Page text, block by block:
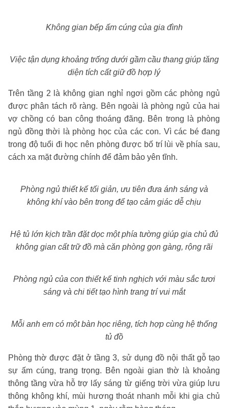
Không gian bếp ấm cúng của gia đình
Việc tận dụng khoảng trống dưới gầm cầu thang giúp tăng
diện tích cất giữ đồ hợp lý
Trên tầng 2 là không gian nghỉ ngơi gồm các phòng ngủ
được phân tách rõ ràng. Bên ngoài là phòng ngủ của hai
vợ chồng có ban công thoáng đãng. Bên trong là phòng
ngủ đồng thời là phòng học của các con. Vì các bé đang
trong độ tuổi đi học nên phòng được bố trí lùi về phía sau,
cách xa mặt đường chính để đảm bảo yên tĩnh.
Phòng ngủ thiết kế tối giản, ưu tiên đưa ánh sáng và
không khí vào bên trong để tạo cảm giác dễ chịu
Hệ tủ lớn kịch trần đặt dọc một phía tường giúp gia chủ đủ
không gian cất trữ đồ mà căn phòng gọn gàng, rộng rãi
Phòng ngủ của con thiết kế tinh nghịch với màu sắc tươi
sáng và chi tiết tạo hình trang trí vui mắt
Mỗi anh em có một bàn học riêng, tích hợp cùng hệ thống
tủ đồ
Phòng thờ được đặt ở tầng 3, sử dụng đồ nội thất gỗ tạo
sự ấm cúng, trang trọng. Bên ngoài gian thờ là khoảng
thông tầng vừa hỗ trợ lấy sáng từ giếng trời vừa giúp lưu
thông không khí, mùi hương thoát nhanh mỗi khi gia chủ